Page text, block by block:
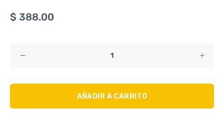
$ 388.00
AÑADIR A CARRITO